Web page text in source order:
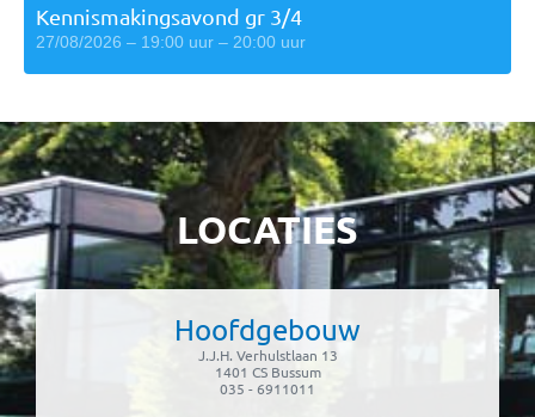
Kennismakingsavond gr 3/4
27/08/2026 – 19:00 uur – 20:00 uur
LOCATIES
Hoofdgebouw
J.J.H. Verhulstlaan 13
1401 CS Bussum
035 - 6911011